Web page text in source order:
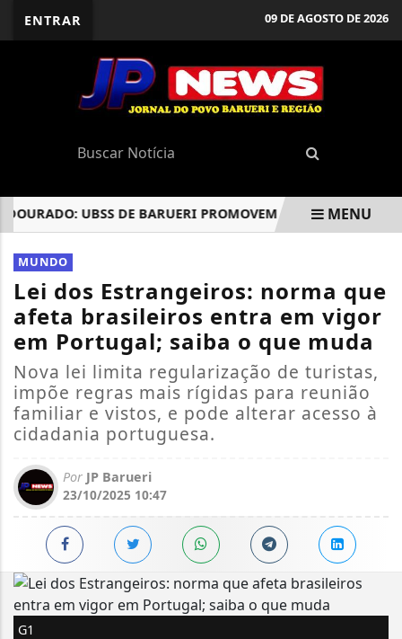
ENTRAR 09 DE AGOSTO DE 2026
UBSS DE BARUERI PROMOVEM AÇÕES DE INCENTIVO
EM ALTA
MENU
MUNDO
Lei dos Estrangeiros: norma que
afeta brasileiros entra em vigor
em Portugal; saiba o que muda
Nova lei limita regularização de turistas,
impõe regras mais rígidas para reunião
familiar e vistos, e pode alterar acesso à
cidadania portuguesa.
Por JP Barueri
23/10/2025 10:47
G1